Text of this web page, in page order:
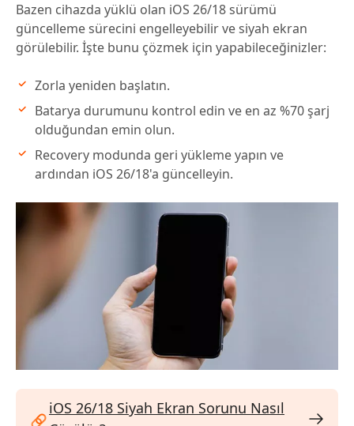
Bazen cihazda yüklü olan iOS 26/18 sürümü
güncelleme sürecini engelleyebilir ve siyah ekran
görülebilir. İşte bunu çözmek için yapabileceğinizler:
Zorla yeniden başlatın.
Batarya durumunu kontrol edin ve en az %70 şarj
olduğundan emin olun.
Recovery modunda geri yükleme yapın ve
ardından iOS 26/18'a güncelleyin.
iOS 26/18 Siyah Ekran Sorunu Nasıl